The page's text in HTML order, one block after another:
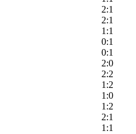
2:1
2:1
1:1
0:1
0:1
2:0
2:2
1:2
1:0
1:2
2:1
1:1